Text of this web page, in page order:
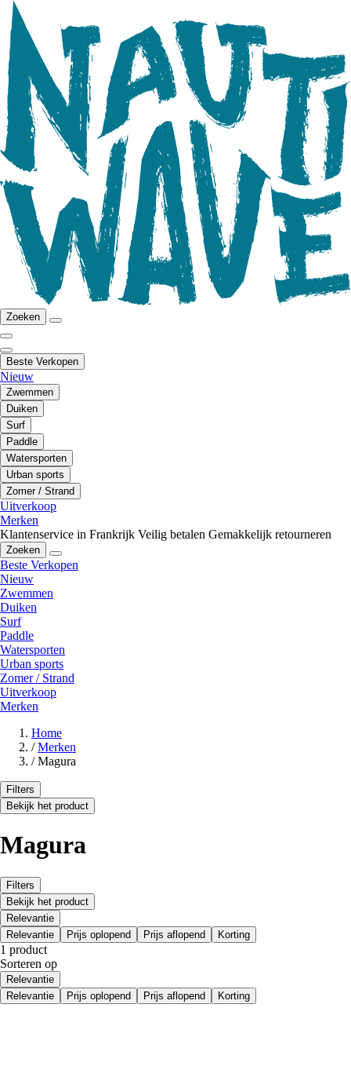
Zoeken
Beste Verkopen
Nieuw
Zwemmen
Duiken
Surf
Paddle
Watersporten
Urban sports
Zomer / Strand
Uitverkoop
Merken
Klantenservice in Frankrijk Veilig betalen Gemakkelijk retourneren
Zoeken
Beste Verkopen
Nieuw
Zwemmen
Duiken
Surf
Paddle
Watersporten
Urban sports
Zomer / Strand
Uitverkoop
Merken
Home
/ Merken
/ Magura
Filters
Bekijk het product
Magura
Filters
Bekijk het product
Relevantie
Relevantie
Prijs oplopend Prijs aflopend Korting
1 product
Sorteren op
Relevantie
Relevantie
Prijs oplopend Prijs aflopend Korting